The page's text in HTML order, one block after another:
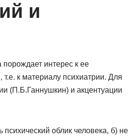
и
интерес к ее
к материалу психиатрии. Для
(П.Б.Ганнушкин) и акцентуации
облик человека, б) не